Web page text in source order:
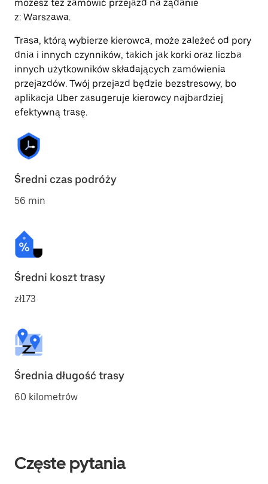
możesz też zamówić przejazd na żądanie
z: Warszawa.
Trasa, którą wybierze kierowca, może zależeć od pory
dnia i innych czynników, takich jak korki oraz liczba
innych użytkowników składających zamówienia
przejazdów. Twój przejazd będzie bezstresowy, bo
aplikacja Uber zasugeruje kierowcy najbardziej
efektywną trasę.
Średni czas podróży
56 min
Średni koszt trasy
zł173
Średnia długość trasy
60 kilometrów
Częste pytania